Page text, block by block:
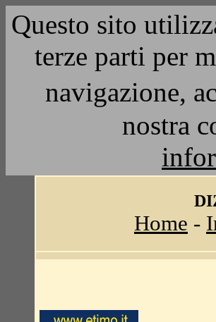
Questo sito
terze parti per
navigazione,
nostra
Home -